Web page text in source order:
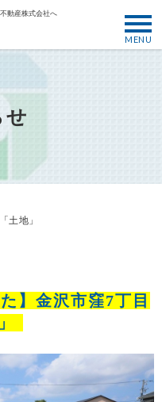
動産株式会社へ
MENU
理由
せ
土地」
】金沢市窪7丁目